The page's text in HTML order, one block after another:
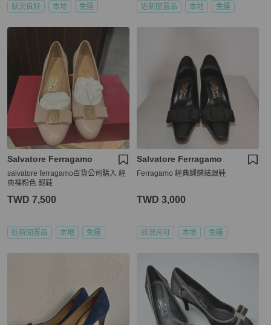
狀況良好 本地 免運 近新閒置品 本地 免運
Salvatore Ferragamo
salvatore ferragamo百貨公司購入 經
典裸粉色 跟鞋
TWD 7,500
近新閒置品 本地 免運
Salvatore Ferragamo
Ferragamo 經典蝴蝶結跟鞋
TWD 3,000
狀況尚可 本地 免運